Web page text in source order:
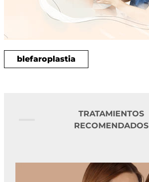
blefaroplastia
TRATAMIENTOS
RECOMENDADOS